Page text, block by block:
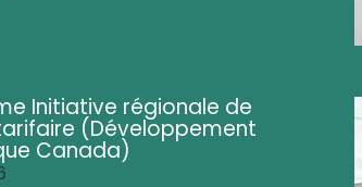
Initiative régionale de
(Développement
Canada)